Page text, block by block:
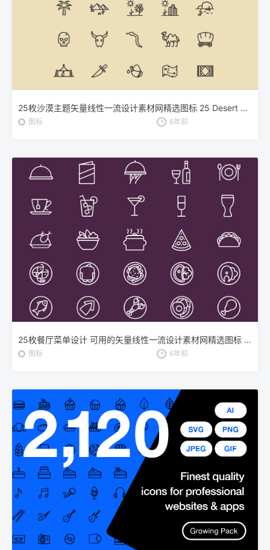
25枚沙漠主题矢量线性一流设计素材网精选图标 25 Desert Line Vector Icons
图标 6年前
25枚餐厅菜单设计 可用的矢量线性一流设计素材网精选图标 25 Restaurant Menu Icons
图标 6年前